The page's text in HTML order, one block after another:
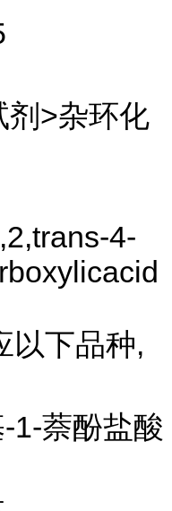
剂>杂环化
4-
以下品种,
1-萘酚盐酸